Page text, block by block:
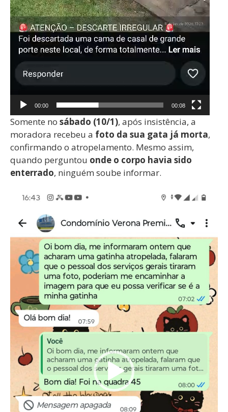
00:00 00:08
Somente no sábado (10/1), após insistência, a
moradora recebeu a foto da sua gata já morta,
confirmando o atropelamento. Mesmo assim,
quando perguntou onde o corpo havia sido
enterrado, ninguém soube informar.
Tocador
vídeo